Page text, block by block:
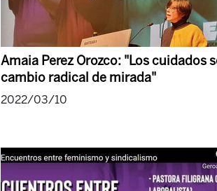
Amaia Perez Orozco: "Los cuidados
cambio radical de mirada"
2022/03/10